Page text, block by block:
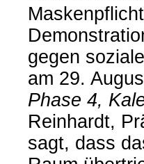
gegen
am 29.
Phase 4,
Reinhardt,
sagt, dass